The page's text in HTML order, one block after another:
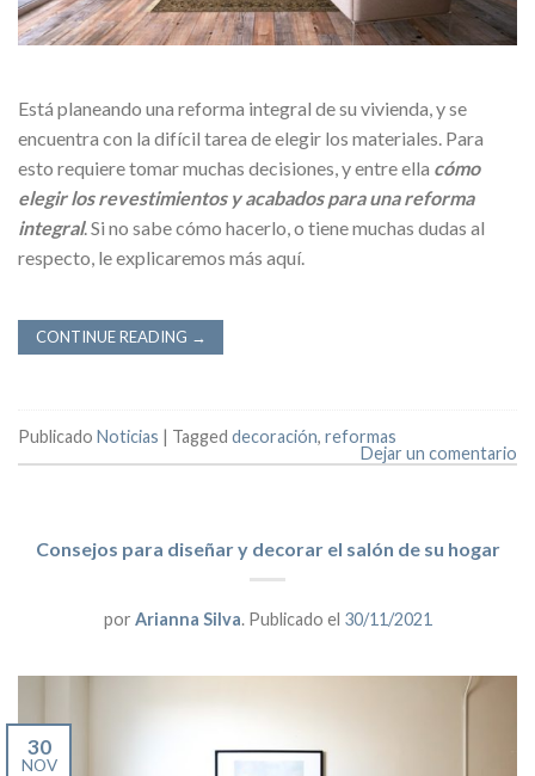
Está planeando una reforma integral de su vivienda, y se
encuentra con la difícil tarea de elegir los materiales. Para
esto requiere tomar muchas decisiones, y entre ella cómo
elegir los revestimientos y acabados para una reforma
integral. Si no sabe cómo hacerlo, o tiene muchas dudas al
respecto, le explicaremos más aquí.
CONTINUE READING →
Publicado Noticias | Tagged decoración, reformas
Dejar un comentario
Consejos para diseñar y decorar el salón de su hogar
por Arianna Silva.Publicado el 30/11/2021
30
NOV